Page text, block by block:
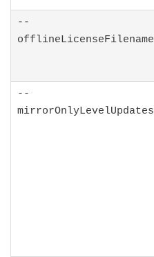
--
offlineLicenseFilename
--
mirrorOnlyLevelUpdates